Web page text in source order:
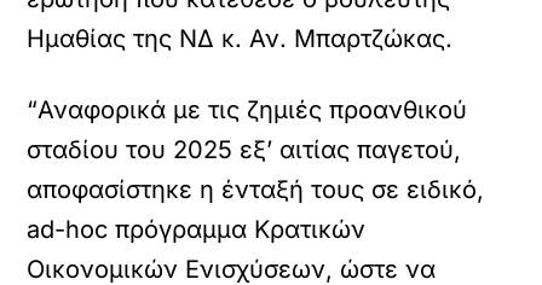
Ημαθίας της ΝΔ κ. Αν. Μπαρτζώκας.
“Αναφορικά με τις ζημιές προανθικού
σταδίου του 2025 εξ’ αιτίας παγετού,
αποφασίστηκε η ένταξή τους σε ειδικό,
ad-hoc πρόγραμμα Κρατικών
Οικονομικών Ενισχύσεων, ώστε να